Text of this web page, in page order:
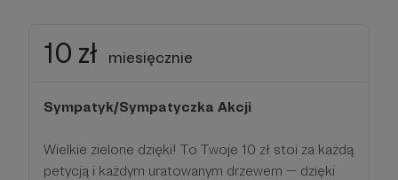
10 zł miesięcznie
Sympatyk/Sympatyczka Akcji
Wielkie zielone dzięki! To Twoje 10 zł stoi za każdą
petycją i każdym uratowanym drzewem — dzięki